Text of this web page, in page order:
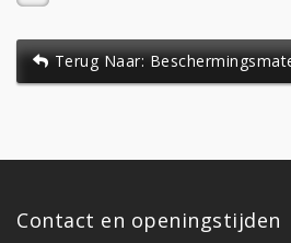
Terug Naar:
Contact en openingstijden